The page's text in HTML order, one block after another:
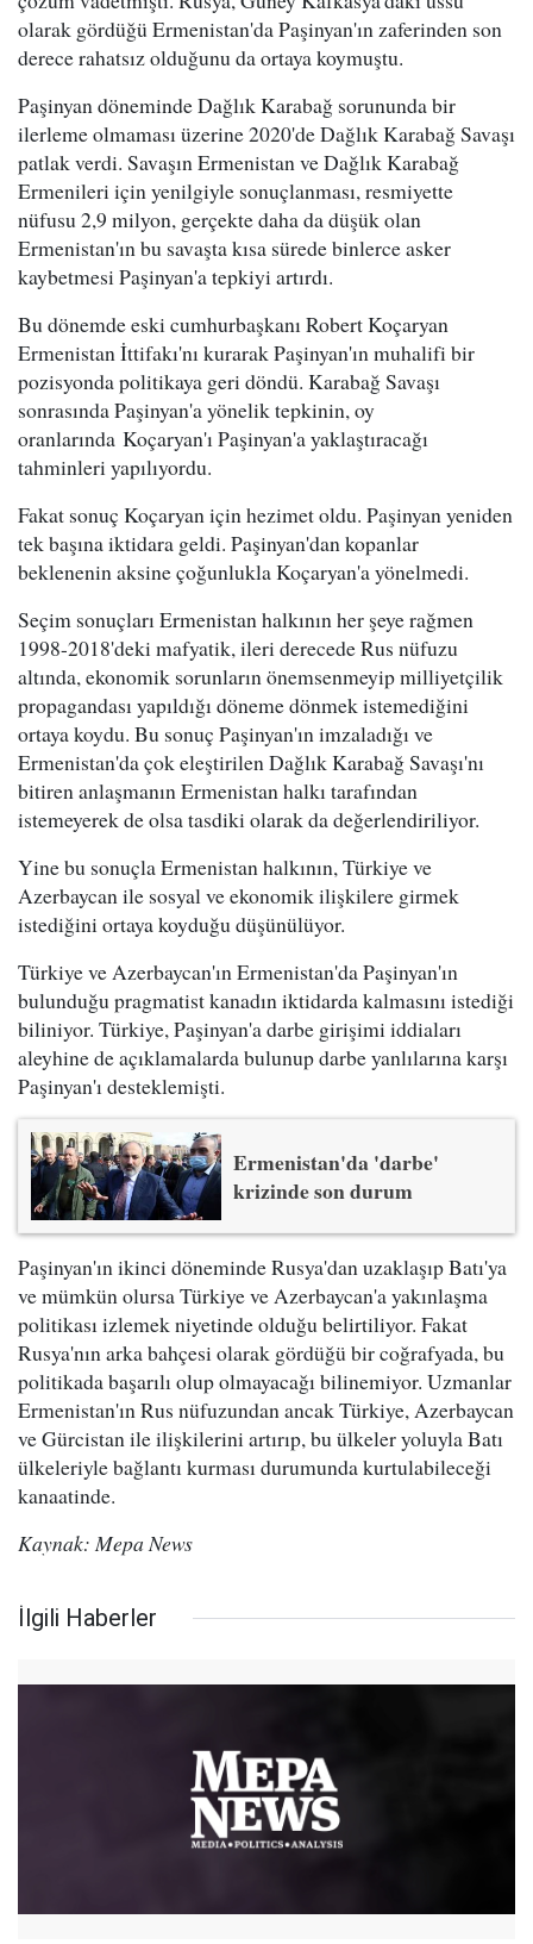
olarak gördüğü Ermenistan'da Paşinyan'ın zaferinden son
derece rahatsız olduğunu da ortaya koymuştu.
Paşinyan döneminde Dağlık Karabağ sorununda bir
ilerleme olmaması üzerine 2020'de Dağlık Karabağ Savaşı
patlak verdi. Savaşın Ermenistan ve Dağlık Karabağ
Ermenileri için yenilgiyle sonuçlanması, resmiyette
nüfusu 2,9 milyon, gerçekte daha da düşük olan
Ermenistan'ın bu savaşta kısa sürede binlerce asker
kaybetmesi Paşinyan'a tepkiyi artırdı.
Bu dönemde eski cumhurbaşkanı Robert Koçaryan
Ermenistan İttifakı'nı kurarak Paşinyan'ın muhalifi bir
pozisyonda politikaya geri döndü. Karabağ Savaşı
sonrasında Paşinyan'a yönelik tepkinin, oy
oranlarında Koçaryan'ı Paşinyan'a yaklaştıracağı
tahminleri yapılıyordu.
Fakat sonuç Koçaryan için hezimet oldu. Paşinyan yeniden
tek başına iktidara geldi. Paşinyan'dan kopanlar
beklenenin aksine çoğunlukla Koçaryan'a yönelmedi.
Seçim sonuçları Ermenistan halkının her şeye rağmen
1998-2018'deki mafyatik, ileri derecede Rus nüfuzu
altında, ekonomik sorunların önemsenmeyip milliyetçilik
propagandası yapıldığı döneme dönmek istemediğini
ortaya koydu. Bu sonuç Paşinyan'ın imzaladığı ve
Ermenistan'da çok eleştirilen Dağlık Karabağ Savaşı'nı
bitiren anlaşmanın Ermenistan halkı tarafından
istemeyerek de olsa tasdiki olarak da değerlendiriliyor.
Yine bu sonuçla Ermenistan halkının, Türkiye ve
Azerbaycan ile sosyal ve ekonomik ilişkilere girmek
istediğini ortaya koyduğu düşünülüyor.
Türkiye ve Azerbaycan'ın Ermenistan'da Paşinyan'ın
bulunduğu pragmatist kanadın iktidarda kalmasını istediği
biliniyor. Türkiye, Paşinyan'a darbe girişimi iddiaları
aleyhine de açıklamalarda bulunup darbe yanlılarına karşı
Paşinyan'ı desteklemişti.
Ermenistan'da 'darbe'
krizinde son durum
Paşinyan'ın ikinci döneminde Rusya'dan uzaklaşıp Batı'ya
ve mümkün olursa Türkiye ve Azerbaycan'a yakınlaşma
politikası izlemek niyetinde olduğu belirtiliyor. Fakat
Rusya'nın arka bahçesi olarak gördüğü bir coğrafyada, bu
politikada başarılı olup olmayacağı bilinemiyor. Uzmanlar
Ermenistan'ın Rus nüfuzundan ancak Türkiye, Azerbaycan
ve Gürcistan ile ilişkilerini artırıp, bu ülkeler yoluyla Batı
ülkeleriyle bağlantı kurması durumunda kurtulabileceği
kanaatinde.
Kaynak: Mepa News
İlgili Haberler